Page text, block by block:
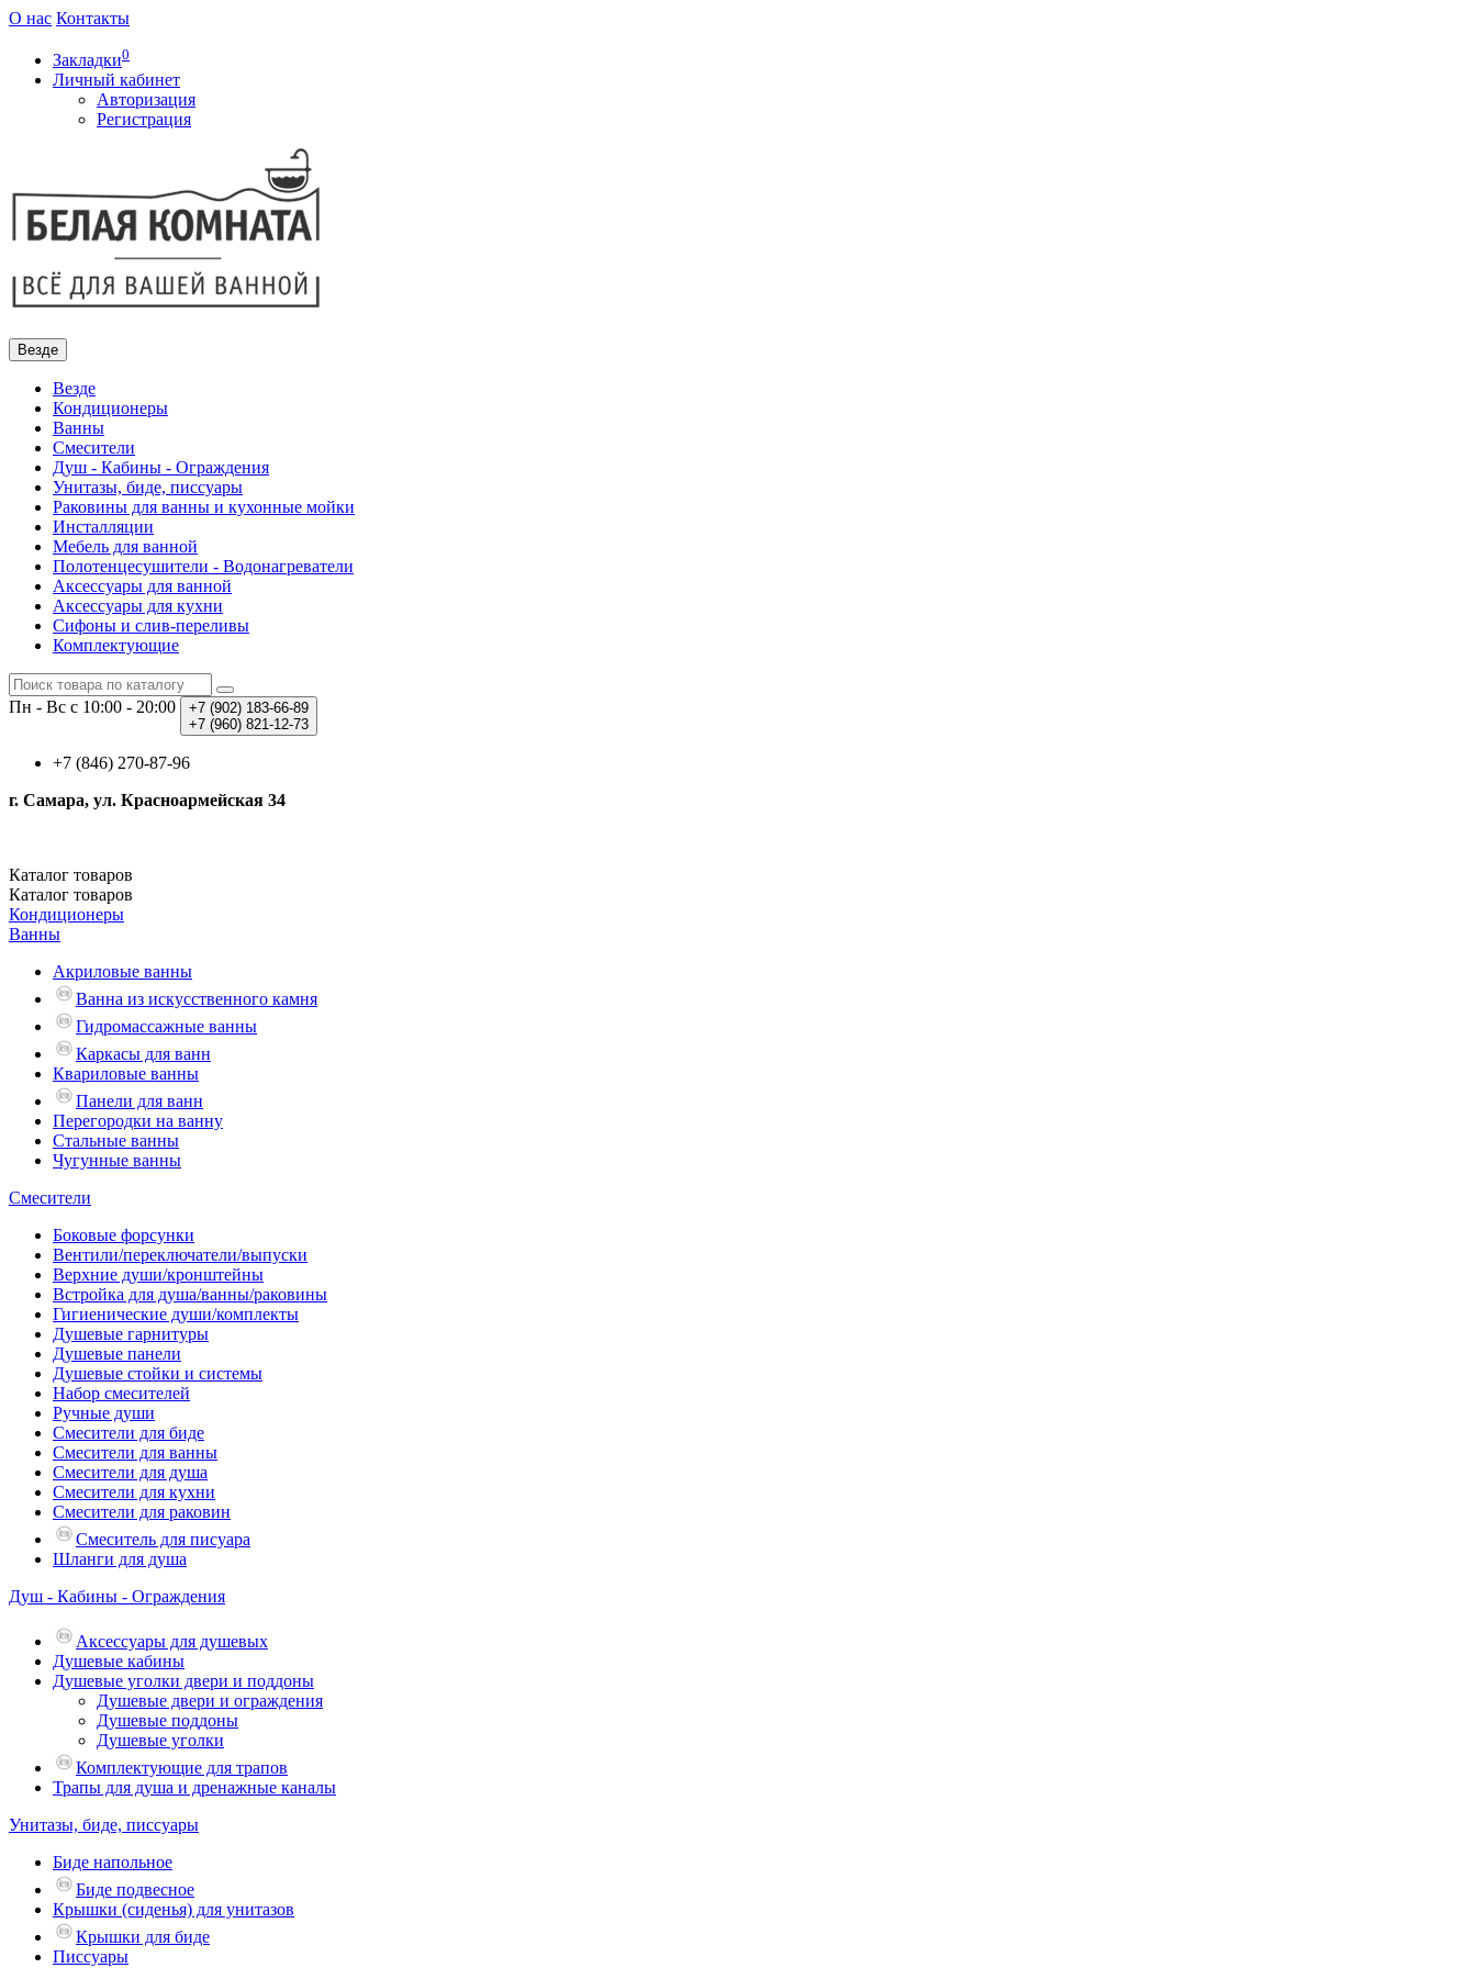
О нас Контакты
Закладки0
Личный кабинет
Авторизация
Регистрация
Везде
Везде
Кондиционеры
Ванны
Смесители
Душ - Кабины - Ограждения
Унитазы, биде, писсуары
Раковины для ванны и кухонные мойки
Инсталляции
Мебель для ванной
Полотенцесушители - Водонагреватели
Аксессуары для ванной
Аксессуары для кухни
Сифоны и слив-переливы
Комплектующие
Пн - Вс с 10:00 - 20:00 +7 (902) 183-66-89
+7 (960) 821-12-73
+7 (846) 270-87-96
г. Самара, ул. Красноармейская 34
Каталог товаров
Каталог товаров
Кондиционеры
Ванны
Акриловые ванны
Ванна из искусственного камня
Гидромассажные ванны
Каркасы для ванн
Квариловые ванны
Панели для ванн
Перегородки на ванну
Стальные ванны
Чугунные ванны
Смесители
Боковые форсунки
Вентили/переключатели/выпуски
Верхние души/кронштейны
Встройка для душа/ванны/раковины
Гигиенические души/комплекты
Душевые гарнитуры
Душевые панели
Душевые стойки и системы
Набор смесителей
Ручные души
Смесители для биде
Смесители для ванны
Смесители для душа
Смесители для кухни
Смесители для раковин
Смеситель для писуара
Шланги для душа
Душ - Кабины - Ограждения
Аксессуары для душевых
Душевые кабины
Душевые уголки двери и поддоны
Душевые двери и ограждения
Душевые поддоны
Душевые уголки
Комплектующие для трапов
Трапы для душа и дренажные каналы
Унитазы, биде, писсуары
Биде напольное
Биде подвесное
Крышки (сиденья) для унитазов
Крышки для биде
Писсуары